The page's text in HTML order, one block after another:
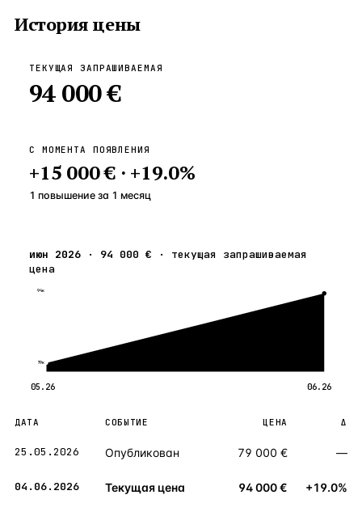
История цены
ТЕКУЩАЯ ЗАПРАШИВАЕМАЯ
94 000 €
С МОМЕНТА ПОЯВЛЕНИЯ
+15 000 €· +19.0%
1 повышение за 1 месяц
июн 2026 · 94 000 € · текущая запрашиваемая
цена
94к
79к
05.26 06.26
ДАТА СОБЫТИЕ ЦЕНА Δ
25.05.2026 Опубликован 79 000 € —
04.06.2026 Текущая цена 94 000 € +19.0%